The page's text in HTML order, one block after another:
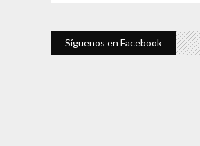
Síguenos en Facebook